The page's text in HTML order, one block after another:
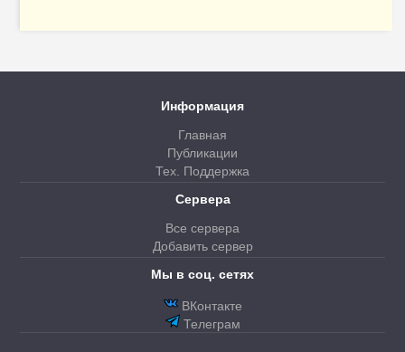
Информация
Главная
Публикации
Тех. Поддержка
Сервера
Все сервера
Добавить сервер
Мы в соц. сетях
ВКонтакте
Телеграм